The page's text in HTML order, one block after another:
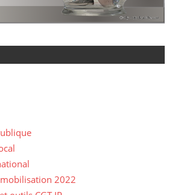
2022